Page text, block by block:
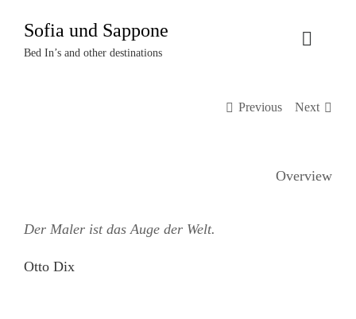
Inhalt
springen
Sofia und Sappone
Bed In’s and other destinations
Toggle
Termine
Previous Next
Overview
Der Maler ist das Auge der Welt.
Otto Dix